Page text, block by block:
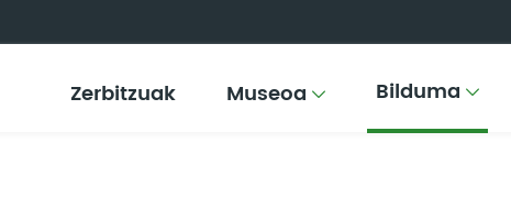
Zerbitzuak Museoa Bilduma